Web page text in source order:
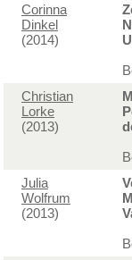
Corinna
Dinkel
(2014)
Christian
Lorke
(2013)
Julia
Wolfrum
(2013)